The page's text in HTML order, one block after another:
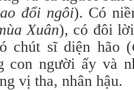
đổi ngôi). Có
Xuân), có đôi
chút sĩ diện hão (
con người ấy và
vị tha, nhân hậu.